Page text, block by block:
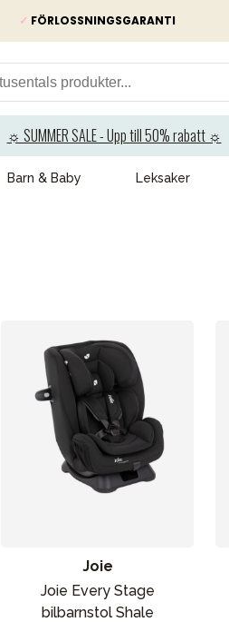
✓ FÖRLOSSNINGSGARANTI
☼ SUMMER SALE - Upp till 50% rabatt ☼
Barn & Baby Leksaker
Joie
Joie Every Stage
bilbarnstol Shale